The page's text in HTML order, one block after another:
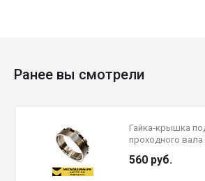
Ранее вы смотрели
Гайка-крышка
проходного вала
560 руб.